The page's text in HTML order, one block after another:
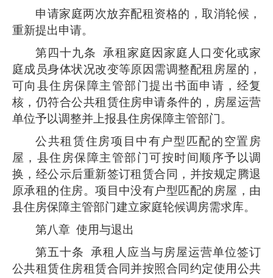
申请家庭两次放弃配租资格的，取消轮候，
重新提出申请。
第四十九条 承租家庭因家庭人口变化或家
庭成员身体状况改变等原因需调整配租房屋的，
可向县住房保障主管部门提出书面申请，经复
核，仍符合公共租赁住房申请条件的，房屋运营
单位予以调整并上报县住房保障主管部门。
公共租赁住房项目中有户型匹配的空置房
屋，县住房保障主管部门可按时间顺序予以调
换，经公示后重新签订租赁合同，并按规定腾退
原承租的住房。项目中没有户型匹配的房屋，由
县住房保障主管部门建立家庭轮候调房需求库。
第八章 使用与退出
第五十条 承租人应当与房屋运营单位签订
公共租赁住房租赁合同并按照合同约定使用公共